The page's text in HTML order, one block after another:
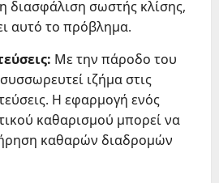
διασφάλιση σωστής κλίσης,
αυτό το πρόβλημα.
Με την πάροδο του
ιζήμα στις
Η εφαρμογή ενός
καθαρισμού μπορεί να
καθαρών διαδρομών